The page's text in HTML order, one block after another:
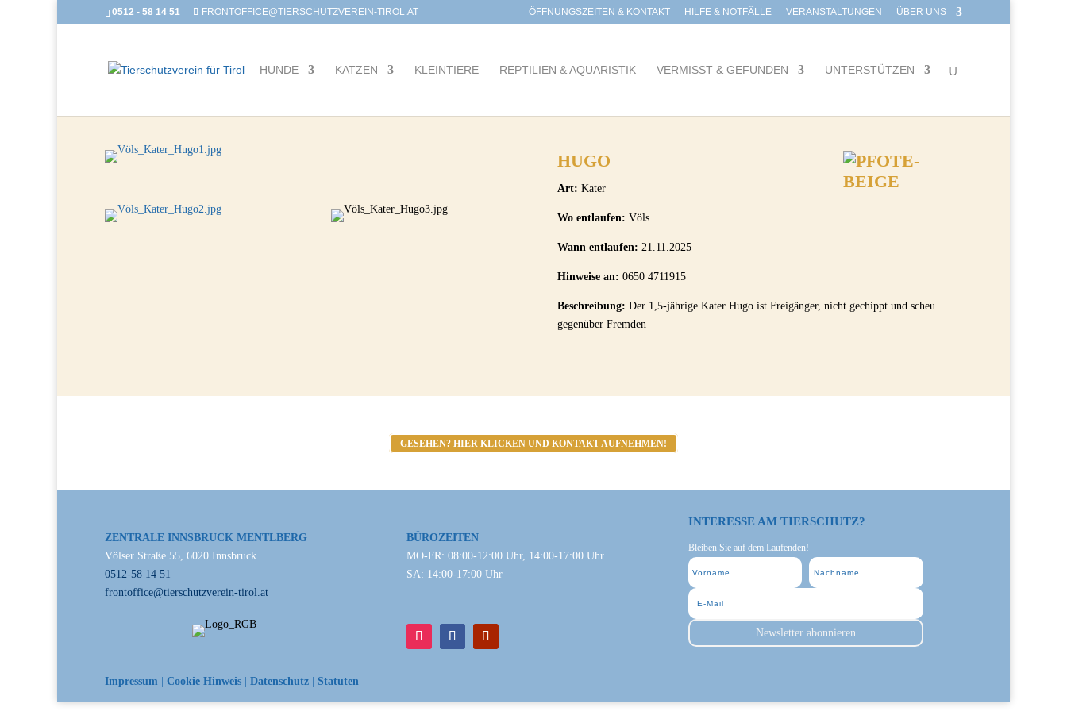
0512 - 58 14 51 FRONTOFFICE@TIERSCHUTZVEREIN-TIROL.AT ÖFFNUNGSZEITEN & KONTAKT HILFE & NOTFÄLLE VERANSTALTUNGEN ÜBER UNS
HUNDE KATZEN KLEINTIERE REPTILIEN & AQUARISTIK VERMISST & GEFUNDEN UNTERSTÜTZEN
HUGO
Art: Kater
Wo entlaufen: Völs
Wann entlaufen: 21.11.2025
Hinweise an: 0650 4711915
Beschreibung: Der 1,5-jährige Kater Hugo ist Freigänger, nicht gechippt und scheu
gegenüber Fremden
GESEHEN? HIER KLICKEN UND KONTAKT AUFNEHMEN!
ZENTRALE INNSBRUCK MENTLBERG
Völser Straße 55, 6020 Innsbruck
0512-58 14 51
frontoffice@tierschutzverein-tirol.at
BÜROZEITEN
MO-FR: 08:00-12:00 Uhr, 14:00-17:00 Uhr
SA: 14:00-17:00 Uhr
INTERESSE AM TIERSCHUTZ?
Bleiben Sie auf dem Laufenden!
Newsletter abonnieren
Impressum Cookie Hinweis Datenschutz Statuten